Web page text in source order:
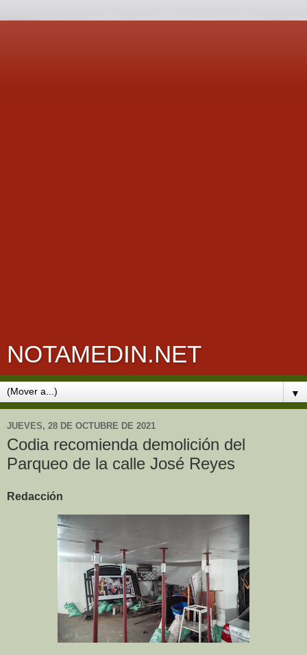
NOTAMEDIN.NET
▼
JUEVES, 28 DE OCTUBRE DE 2021
Codia recomienda demolición del
Parqueo de la calle José Reyes
Redacción